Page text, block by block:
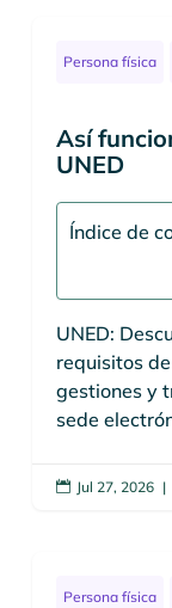
Persona física
Así
UNED
Índice de
UNED:
requisitos
gestiones y
sede
 Jul 27, 2026 |
Persona física